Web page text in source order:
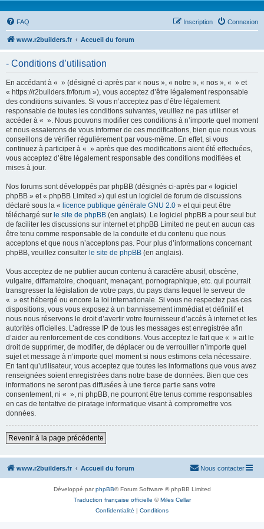
FAQ Connexion
Inscription
www.r2builders.fr Accueil du forum
- Conditions d’utilisation
En accédant à « » (désigné ci-après par « nous », « notre », « nos », « » et
« https://r2builders.fr/forum »), vous acceptez d’être légalement responsable
des conditions suivantes. Si vous n’acceptez pas d’être légalement
responsable de toutes les conditions suivantes, veuillez ne pas utiliser et
accéder à « ». Nous pouvons modifier ces conditions à n’importe quel moment
et nous essaierons de vous informer de ces modifications, bien que nous vous
conseillons de vérifier régulièrement par vous-même. En effet, si vous
continuez à participer à « » après que des modifications aient été effectuées,
vous acceptez d’être légalement responsable des conditions modifiées et
mises à jour.
Nos forums sont développés par phpBB (désignés ci-après par « logiciel
phpBB » et « phpBB Limited ») qui est un logiciel de forum de discussions
déclaré sous la « licence publique générale GNU 2.0 » et qui peut être
téléchargé sur le site de phpBB (en anglais). Le logiciel phpBB a pour seul but
de faciliter les discussions sur internet et phpBB Limited ne peut en aucun cas
être tenu comme responsable de la conduite et du contenu que nous
acceptons et que nous n’acceptons pas. Pour plus d’informations concernant
phpBB, veuillez consulter le site de phpBB (en anglais).
Vous acceptez de ne publier aucun contenu à caractère abusif, obscène,
vulgaire, diffamatoire, choquant, menaçant, pornographique, etc. qui pourrait
transgresser la législation de votre pays, du pays dans lequel le serveur de
« » est hébergé ou encore la loi internationale. Si vous ne respectez pas ces
dispositions, vous vous exposez à un bannissement immédiat et définitif et
nous nous réservons le droit d’avertir votre fournisseur d’accès à internet et les
autorités officielles. L’adresse IP de tous les messages est enregistrée afin
d’aider au renforcement de ces conditions. Vous acceptez le fait que « » ait le
droit de supprimer, de modifier, de déplacer ou de verrouiller n’importe quel
sujet et message à n’importe quel moment si nous estimons cela nécessaire.
En tant qu’utilisateur, vous acceptez que toutes les informations que vous avez
renseignées soient enregistrées dans notre base de données. Bien que ces
informations ne seront pas diffusées à une tierce partie sans votre
consentement, ni « », ni phpBB, ne pourront être tenus comme responsables
en cas de tentative de piratage informatique visant à compromettre vos
données.
Revenir à la page précédente
www.r2builders.fr Accueil du forum Nous contacter
Développé parphpBB® Forum Software © phpBB Limited
Traduction française officielle ©Miles Cellar
Confidentialité | Conditions